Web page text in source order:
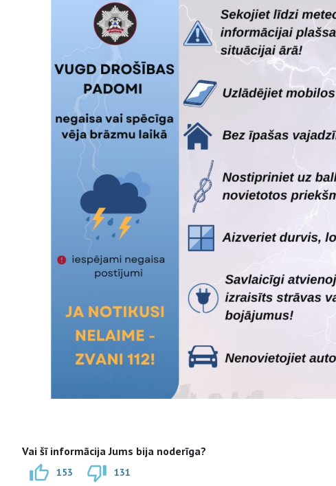
Vai šī informācija Jums bija noderīga?
153 131